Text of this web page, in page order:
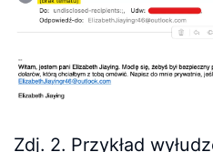
Zdj. 2. Przykład